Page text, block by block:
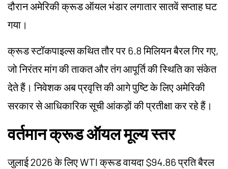
दौरान अमेरिकी क्रूड ऑयल भंडार लगातार सातवें सप्ताह घट
गया।
क्रूड स्टॉकपाइल्स कथित तौर पर 6.8 मिलियन बैरल गिर गए,
जो निरंतर मांग की ताकत और तंग आपूर्ति की स्थिति का संकेत
देते हैं। निवेशक अब प्रवृत्ति की आगे पुष्टि के लिए अमेरिकी
सरकार से आधिकारिक सूची आंकड़ों की प्रतीक्षा कर रहे हैं।
वर्तमान क्रूड ऑयल मूल्य स्तर
जुलाई 2026 के लिए WTI क्रूड वायदा $94.86 प्रति बैरल